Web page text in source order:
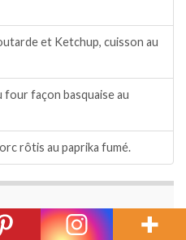
et Ketchup, cuisson au
façon basquaise au
rôtis au paprika fumé.